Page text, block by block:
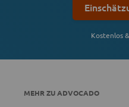
Kostenlos
MEHR ZU ADVOCADO